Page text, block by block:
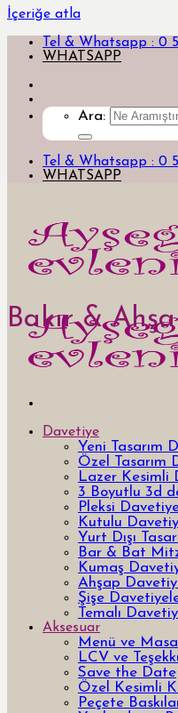
İçeriğe atla
Tel & Whatsapp : 0
WHATSAPP
Ara:
Tel & Whatsapp : 0
WHATSAPP
Davetiye
Yeni Tasarım
Özel Tasarım
Lazer Kesimli
3 Boyutlu 3d
Pleksi
Kutulu
Yurt Dışı
Bar & Bat
Kumaş
Ahşap
Şişe
Temalı
Aksesuar
Menü ve
LCV ve
Save the Date
Özel Kesimli
Peçete
Bakır &